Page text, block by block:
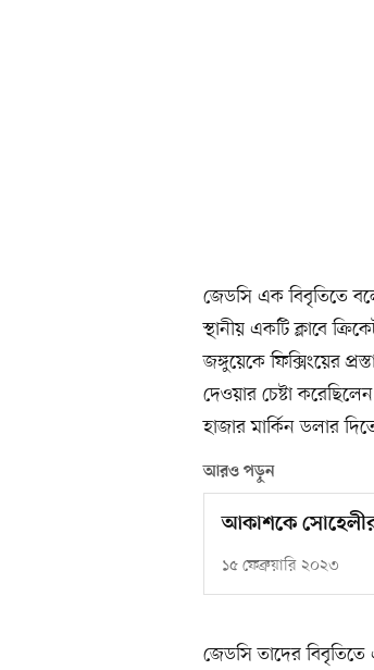
জেডসি এক বিবৃতিতে
স্থানীয় একটি ক্লাবে
জঙ্গুয়েকে ফিক্সিংয়ের
দেওয়ার চেষ্টা
হাজার মার্কিন ডলার
আরও পড়ুন
আকাশকে সোহেলীর
১৫ ফেব্রুয়ারি ২০২৩
জেডসি তাদের